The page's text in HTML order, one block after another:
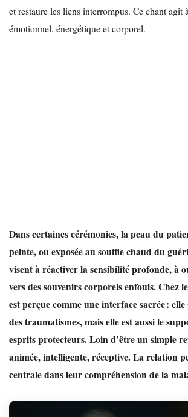
et restaure les liens interrompus. Ce chant agit
émotionnel, énergétique et corporel.
Dans certaines cérémonies, la peau du
peinte, ou exposée au souffle chaud du
visent à réactiver la sensibilité profonde, à
vers des souvenirs corporels enfouis. Chez
est perçue comme une interface sacrée :
des traumatismes, mais elle est aussi le
esprits protecteurs. Loin d’être un simple
animée, intelligente, réceptive. La relation
centrale dans leur compréhension de la